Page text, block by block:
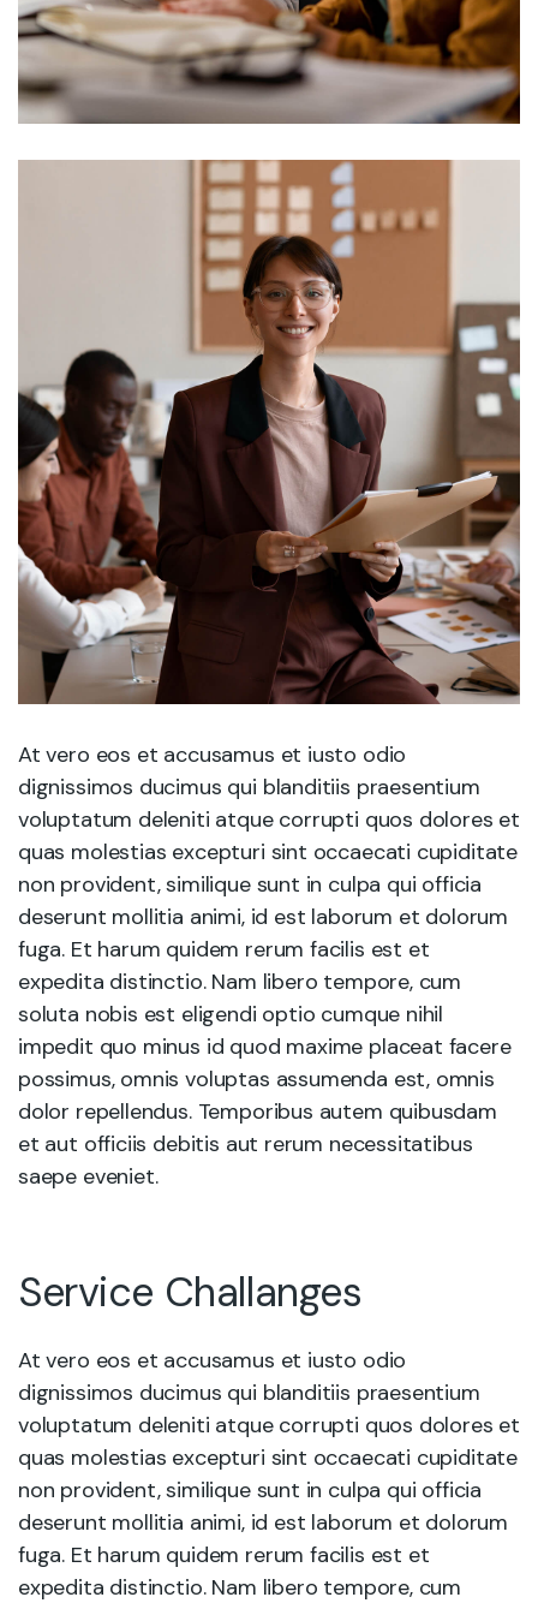
At vero eos et accusamus et iusto odio
dignissimos ducimus qui blanditiis praesentium
voluptatum deleniti atque corrupti quos dolores et
quas molestias excepturi sint occaecati cupiditate
non provident, similique sunt in culpa qui officia
deserunt mollitia animi, id est laborum et dolorum
fuga. Et harum quidem rerum facilis est et
expedita distinctio. Nam libero tempore, cum
soluta nobis est eligendi optio cumque nihil
impedit quo minus id quod maxime placeat facere
possimus, omnis voluptas assumenda est, omnis
dolor repellendus. Temporibus autem quibusdam
et aut officiis debitis aut rerum necessitatibus
saepe eveniet.
Service Challanges
At vero eos et accusamus et iusto odio
dignissimos ducimus qui blanditiis praesentium
voluptatum deleniti atque corrupti quos dolores et
quas molestias excepturi sint occaecati cupiditate
non provident, similique sunt in culpa qui officia
deserunt mollitia animi, id est laborum et dolorum
fuga. Et harum quidem rerum facilis est et
expedita distinctio. Nam libero tempore, cum